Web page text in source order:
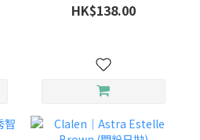
HK$138.00